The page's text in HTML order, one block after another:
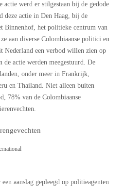
actie werd er stilgestaan bij de gedode
deze actie in Den Haag, bij de
Binnenhof, het politieke centrum van
aan diverse Colombiaanse politici en
Nederland een verbod willen zien op
de actie werden meegestuurd. De
onder meer in Frankrijk,
en Thailand. Niet alleen buiten
78% van de Colombiaanse
aanslag gepleegd op politieagenten